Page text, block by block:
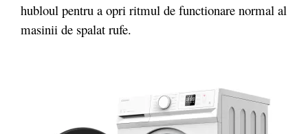
hubloul pentru a opri ritmul de functionare normal al
masinii de spalat rufe.